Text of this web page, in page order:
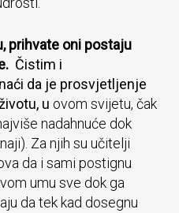
prihvate oni postaju
Čistim i
da je prosvjetljenje
u ovom svijetu, čak
nadahnuće dok
Za njih su učitelji
da i sami postignu
umu sve dok ga
da tek kad dosegnu